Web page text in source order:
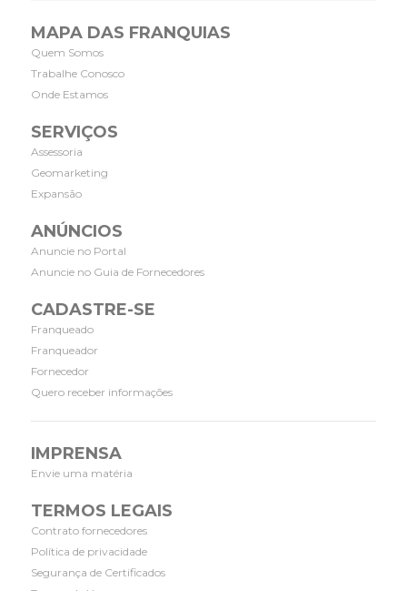
MAPA DAS FRANQUIAS
Quem Somos
Trabalhe Conosco
Onde Estamos
SERVIÇOS
Assessoria
Geomarketing
Expansão
ANÚNCIOS
Anuncie no Portal
Anuncie no Guia de Fornecedores
CADASTRE-SE
Franqueado
Franqueador
Fornecedor
Quero receber informações
IMPRENSA
Envie uma matéria
TERMOS LEGAIS
Contrato fornecedores
Política de privacidade
Segurança de Certificados